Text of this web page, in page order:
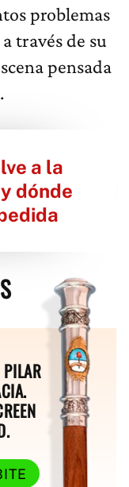
problemas
través de su
pensada
a la
dónde